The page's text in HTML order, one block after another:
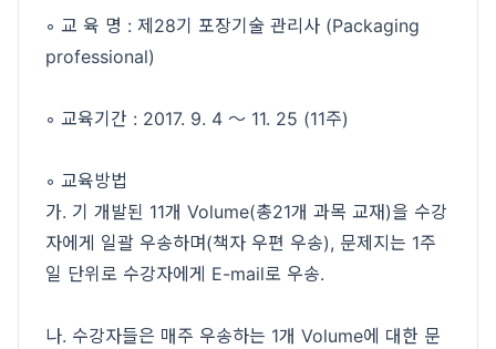
◦ 교 육 명 : 제28기 포장기술 관리사 (Packaging
professional)
◦ 교육기간 : 2017. 9. 4 ～ 11. 25 (11주)
◦ 교육방법
가. 기 개발된 11개 Volume(총21개 과목 교재)을 수강
자에게 일괄 우송하며(책자 우편 우송), 문제지는 1주
일 단위로 수강자에게 E-mail로 우송.
나. 수강자들은 매주 우송하는 1개 Volume에 대한 문